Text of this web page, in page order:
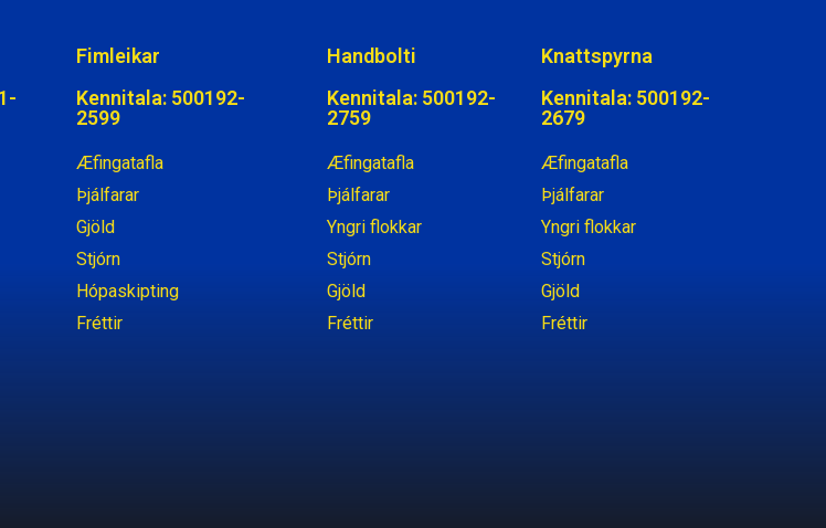
Fimleikar
Kennitala: 500192-
2599
Æfingatafla
Þjálfarar
Gjöld
Stjórn
Hópaskipting
Fréttir
Handbolti
Kennitala: 500192-
2759
Æfingatafla
Þjálfarar
Yngri flokkar
Stjórn
Gjöld
Fréttir
Knattspyrna
Kennitala: 500192-
2679
Æfingatafla
Þjálfarar
Yngri flokkar
Stjórn
Gjöld
Fréttir